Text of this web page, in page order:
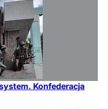
Konfederacja